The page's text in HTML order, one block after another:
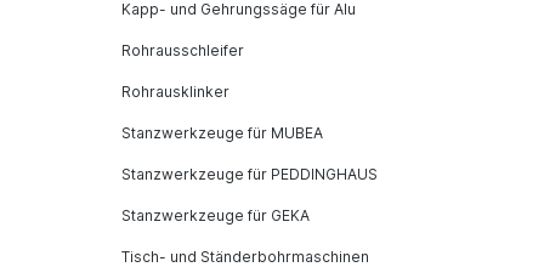
Kapp- und Gehrungssäge für Alu
Rohrausschleifer
Rohrausklinker
Stanzwerkzeuge für MUBEA
Stanzwerkzeuge für PEDDINGHAUS
Stanzwerkzeuge für GEKA
Tisch- und Ständerbohrmaschinen